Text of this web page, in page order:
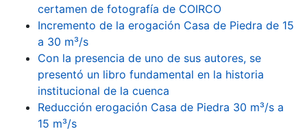
certamen de fotografía de COIRCO
Incremento de la erogación Casa de Piedra de 15
a 30 m³/s
Con la presencia de uno de sus autores, se
presentó un libro fundamental en la historia
institucional de la cuenca
Reducción erogación Casa de Piedra 30 m³/s a
15 m³/s